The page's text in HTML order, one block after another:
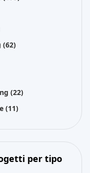
(62)
(22)
(11)
per tipo